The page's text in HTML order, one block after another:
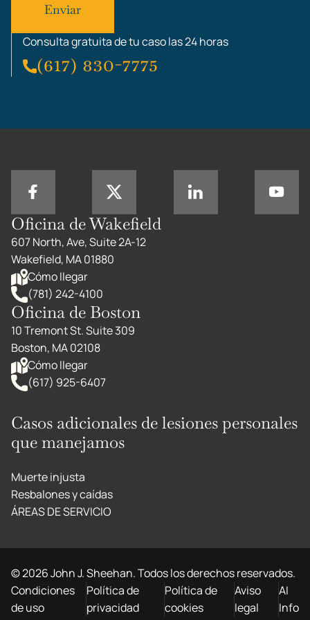
Consulta gratuita de tu caso las 24 horas
(617) 830-7775
Oficina de Wakefield
607 North, Ave, Suite 2A-12
Wakefield, MA 01880
Cómo llegar
(781) 242-4100
Oficina de Boston
10 Tremont St. Suite 309
Boston, MA 02108
Cómo llegar
(617) 925-6407
Casos adicionales de lesiones personales
que manejamos
Muerte injusta
Resbalones y caídas
ÁREAS DE SERVICIO
©2026John J. Sheehan. Todos los derechos reservados.
Condiciones
de uso
Política de
privacidad
Política de
cookies
Aviso
legal
AI
Info